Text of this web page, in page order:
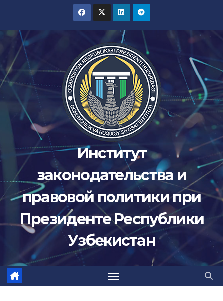
содержимому
Институт
законодательства и
правовой политики при
Президенте Республики
Узбекистан